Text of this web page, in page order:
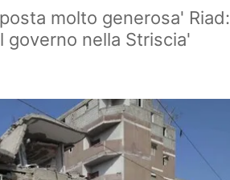
molto generosa' Riad:
governo nella Striscia'